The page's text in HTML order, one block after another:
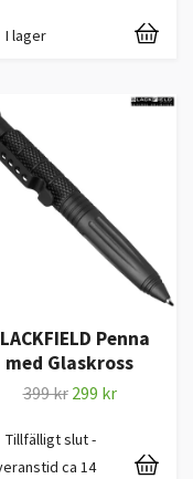
I lager
Penna
med Glaskross
399 kr 299 kr
Tillfälligt slut -
ca 14